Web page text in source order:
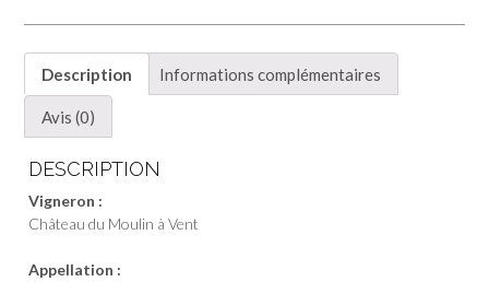
-
Château
du
Moulin
à
Vent
Description Informations complémentaires
Avis (0)
DESCRIPTION
Vigneron :
Château du Moulin à Vent
Appellation :